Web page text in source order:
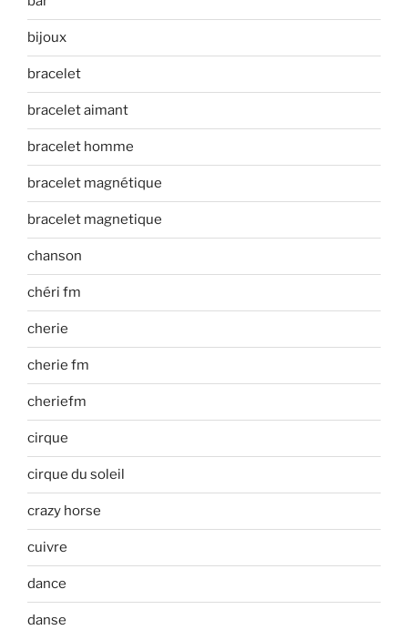
bijoux
bracelet
bracelet aimant
bracelet homme
bracelet magnétique
bracelet magnetique
chanson
chéri fm
cherie
cherie fm
cheriefm
cirque
cirque du soleil
crazy horse
cuivre
dance
danse